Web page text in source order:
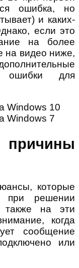
ошибка, но
и каких-
если это
на более
на видео ниже,
ошибки для
Windows 10
Windows 7
которые
при решении
также на эти
когда
сообщение
или